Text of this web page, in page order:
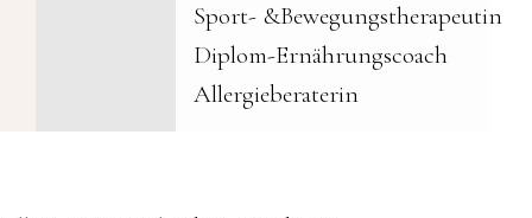
Sport- &Bewegungstherapeutin
Diplom-Ernährungscoach
Allergieberaterin